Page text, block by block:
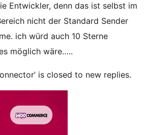
Entwickler, denn das ist selbst im
nicht der Standard Sender
ich würd auch 10 Sterne
möglich wäre…..
is closed to new replies.